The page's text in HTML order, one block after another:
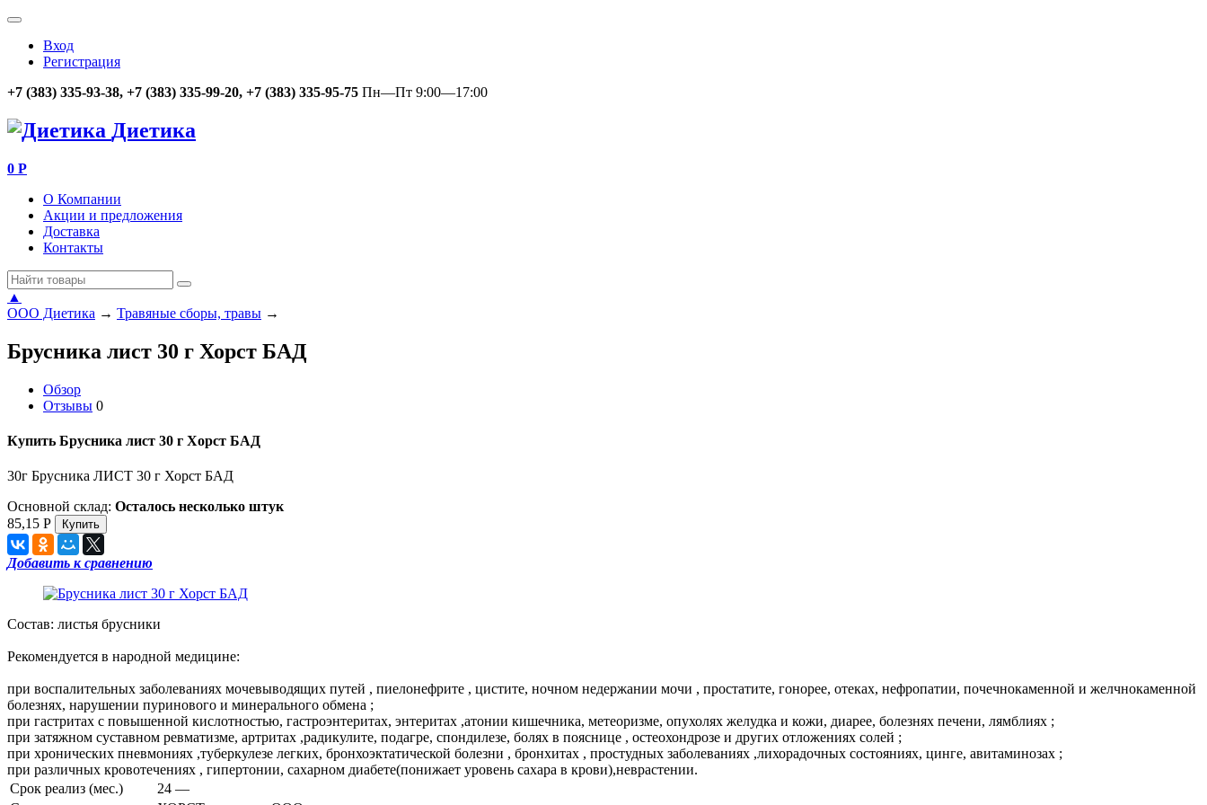
Вход
Регистрация
+7 (383) 335-93-38, +7 (383) 335-99-20, +7 (383) 335-95-75 Пн—Пт 9:00—17:00
Диетика
0 Р
О Компании
Акции и предложения
Доставка
Контакты
▲
ООО Диетика → Травяные сборы, травы →
Брусника лист 30 г Хорст БАД
Обзор
Отзывы 0
Купить Брусника лист 30 г Хорст БАД
30г Брусника ЛИСТ 30 г Хорст БАД
Основной склад: Осталось несколько штук
85,15 Р
Добавить к сравнению
Состав: листья брусники
Рекомендуется в народной медицине:
при воспалительных заболеваниях мочевыводящих путей , пиелонефрите , цистите, ночном недержании мочи , простатите, гонорее, отеках, нефропатии, почечнокаменной и желчнокаменной
болезнях, нарушении пуринового и минерального обмена ;
при гастритах с повышенной кислотностью, гастроэнтеритах, энтеритах ,атонии кишечника, метеоризме, опухолях желудка и кожи, диарее, болезнях печени, лямблиях ;
при затяжном суставном ревматизме, артритах ,радикулите, подагре, спондилезе, болях в пояснице , остеохондрозе и других отложениях солей ;
при хронических пневмониях ,туберкулезе легких, бронхоэктатической болезни , бронхитах , простудных заболеваниях ,лихорадочных состояниях, цинге, авитаминозах ;
при различных кровотечениях , гипертонии, сахарном диабете(понижает уровень сахара в крови),неврастении.
Срок реализ (мес.)
24 —